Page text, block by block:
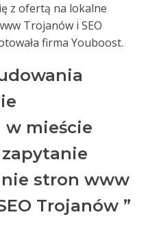
z ofertą na lokalne
Trojanów i SEO
firma Youboost.
mieście
stron www
Trojanów ”